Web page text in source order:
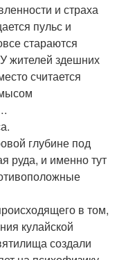
и страха
пульс и
стараются
жителей здешних
считается
глубине под
руда, и именно тут
в том,
кулайской
создали